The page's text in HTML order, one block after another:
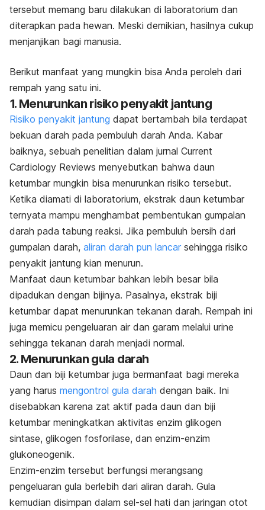
tersebut memang baru dilakukan di laboratorium dan
diterapkan pada hewan. Meski demikian, hasilnya cukup
menjanjikan bagi manusia.
Berikut manfaat yang mungkin bisa Anda peroleh dari
rempah yang satu ini.
1. Menurunkan risiko penyakit jantung
Risiko penyakit jantung dapat bertambah bila terdapat
bekuan darah pada pembuluh darah Anda. Kabar
baiknya, sebuah penelitian dalam jurnal Current
Cardiology Reviews menyebutkan bahwa daun
ketumbar mungkin bisa menurunkan risiko tersebut.
Ketika diamati di laboratorium, ekstrak daun ketumbar
ternyata mampu menghambat pembentukan gumpalan
darah pada tabung reaksi. Jika pembuluh bersih dari
gumpalan darah, aliran darah pun lancar sehingga risiko
penyakit jantung kian menurun.
Manfaat daun ketumbar bahkan lebih besar bila
dipadukan dengan bijinya. Pasalnya, ekstrak biji
ketumbar dapat menurunkan tekanan darah. Rempah ini
juga memicu pengeluaran air dan garam melalui urine
sehingga tekanan darah menjadi normal.
2. Menurunkan gula darah
Daun dan biji ketumbar juga bermanfaat bagi mereka
yang harus mengontrol gula darah dengan baik. Ini
disebabkan karena zat aktif pada daun dan biji
ketumbar meningkatkan aktivitas enzim glikogen
sintase, glikogen fosforilase, dan enzim-enzim
glukoneogenik.
Enzim-enzim tersebut berfungsi merangsang
pengeluaran gula berlebih dari aliran darah. Gula
kemudian disimpan dalam sel-sel hati dan jaringan otot